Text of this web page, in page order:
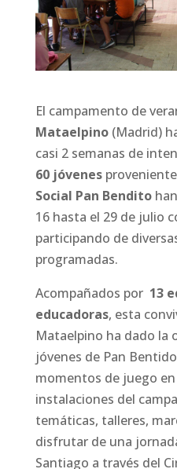
El campamento de
Mataelpino(Madrid)
casi 2 semanas de
60 jóvenes
Social Pan Bendito
16 hasta el 29 de julio
participando de
programadas.
Acompañados por 13
educadoras, esta
Mataelpino ha dado la
jóvenes de Pan
momentos de juego en
instalaciones del
temáticas, talleres,
disfrutar de una
Santiago a través del